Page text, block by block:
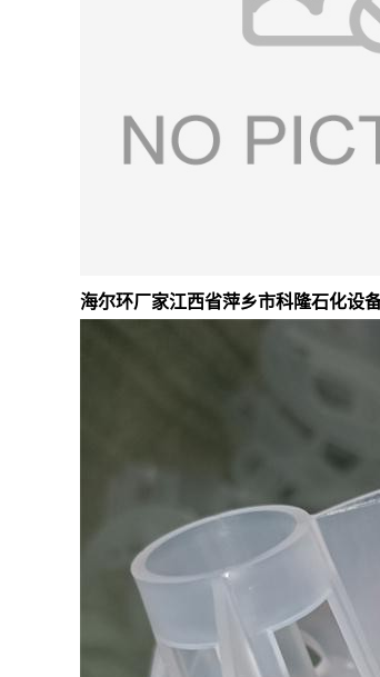
海尔环厂家江西省萍乡市科隆石化设